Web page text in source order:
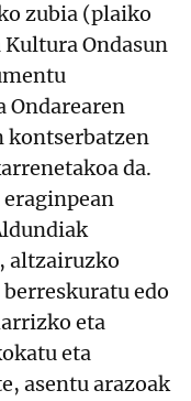
zubia (plaiko
Ondasun
Ondarearen
kontserbatzen
da.
altzairuzko
edo
eta
eta
asentu arazoak